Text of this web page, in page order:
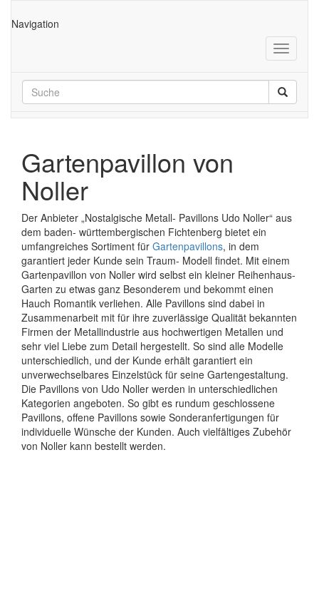
Navigation
Gartenpavillon von
Noller
Der Anbieter „Nostalgische Metall- Pavillons Udo Noller“ aus
dem baden- württembergischen Fichtenberg bietet ein
umfangreiches Sortiment für Gartenpavillons, in dem
garantiert jeder Kunde sein Traum- Modell findet. Mit einem
Gartenpavillon von Noller wird selbst ein kleiner Reihenhaus-
Garten zu etwas ganz Besonderem und bekommt einen
Hauch Romantik verliehen. Alle Pavillons sind dabei in
Zusammenarbeit mit für ihre zuverlässige Qualität bekannten
Firmen der Metallindustrie aus hochwertigen Metallen und
sehr viel Liebe zum Detail hergestellt. So sind alle Modelle
unterschiedlich, und der Kunde erhält garantiert ein
unverwechselbares Einzelstück für seine Gartengestaltung.
Die Pavillons von Udo Noller werden in unterschiedlichen
Kategorien angeboten. So gibt es rundum geschlossene
Pavillons, offene Pavillons sowie Sonderanfertigungen für
individuelle Wünsche der Kunden. Auch vielfältiges Zubehör
von Noller kann bestellt werden.